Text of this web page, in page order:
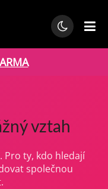
vztah
Pro ty, kdo hledají
společnou